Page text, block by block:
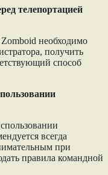
телепортацией
необходимо
получить
способ
всегда
при
правила командной